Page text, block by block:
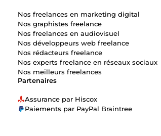
Partenaires
Assurance par Hiscox
Paiements par PayPal Braintree
Nos freelances en marketing digital
Nos graphistes freelance
Nos freelances en audiovisuel
Nos développeurs web freelance
Nos rédacteurs freelance
Nos experts freelance en réseaux sociaux
Nos meilleurs freelances